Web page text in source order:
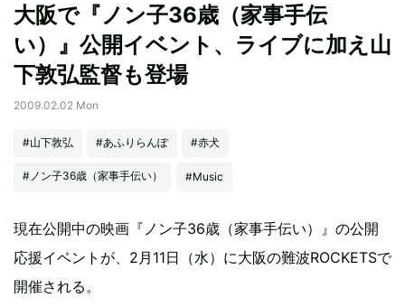
大阪で『ノン子36歳（家事手伝
い）』公開イベント、ライブに加え山
下敦弘監督も登場
2009.02.02 Mon
#山下敦弘 #あふりらんぽ #赤犬
#ノン子36歳（家事手伝い） #Music
現在公開中の映画『ノン子36歳（家事手伝い）』の公開
応援イベントが、2月11日（水）に大阪の難波ROCKETSで
開催される。